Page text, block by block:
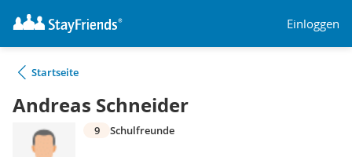
Einloggen
Startseite
Andreas Schneider
9 Schulfreunde